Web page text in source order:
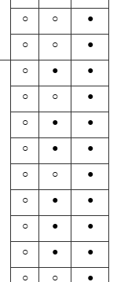
○ ○ ●
○ ○ ●
○ ● ●
○ ○ ●
○ ● ●
○ ● ●
○ ○ ●
○ ● ●
○ ● ●
○ ● ●
○ ○ ●